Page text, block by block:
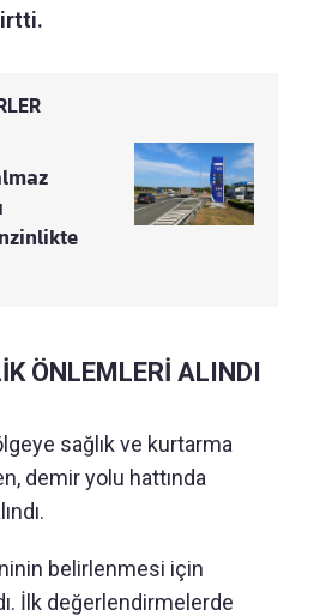
ÖNLEMLERİ ALINDI
sağlık ve kurtarma
demir yolu hattında
belirlenmesi için
İlk değerlendirmelerde